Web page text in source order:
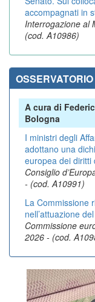
accompagnati in
Interrogazione al
(cod. A10986)
A cura di
Bologna
I ministri degli
adottano una
europea dei diritti
Consiglio
- (cod. A10991)
La Commissione
nell’attuazione
Commissione
2026 - (cod.